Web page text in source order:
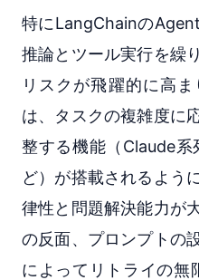
特にLangChainの
推論とツール実行を繰
リスクが飛躍的に高
は、タスクの複雑度に
整する機能（Claude
ど）が搭載されるよう
律性と問題解決能力が
の反面、プロンプトの
によってリトライの無